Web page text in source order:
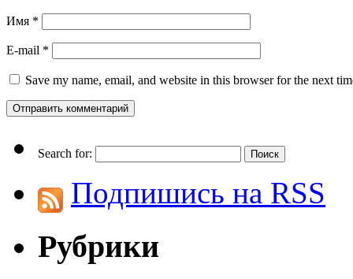
Имя *
E-mail *
Save my name, email, and website in this browser for the next
Search for:
Подпишись на RSS
Рубрики